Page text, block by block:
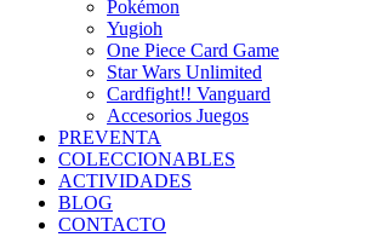
Pokémon
Yugioh
One Piece Card Game
Star Wars Unlimited
Cardfight!! Vanguard
Accesorios Juegos
PREVENTA
COLECCIONABLES
ACTIVIDADES
BLOG
CONTACTO